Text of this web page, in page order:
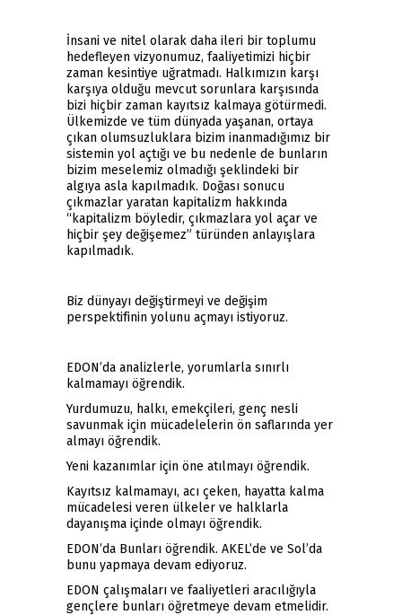
İnsani ve nitel olarak daha ileri bir toplumu
hedefleyen vizyonumuz, faaliyetimizi hiçbir
zaman kesintiye uğratmadı. Halkımızın karşı
karşıya olduğu mevcut sorunlara karşısında
bizi hiçbir zaman kayıtsız kalmaya götürmedi.
Ülkemizde ve tüm dünyada yaşanan, ortaya
çıkan olumsuzluklara bizim inanmadığımız bir
sistemin yol açtığı ve bu nedenle de bunların
bizim meselemiz olmadığı şeklindeki bir
algıya asla kapılmadık. Doğası sonucu
çıkmazlar yaratan kapitalizm hakkında
“kapitalizm böyledir, çıkmazlara yol açar ve
hiçbir şey değişemez” türünden anlayışlara
kapılmadık.
Biz dünyayı değiştirmeyi ve değişim
perspektifinin yolunu açmayı istiyoruz.
EDON’da analizlerle, yorumlarla sınırlı
kalmamayı öğrendik.
Yurdumuzu, halkı, emekçileri, genç nesli
savunmak için mücadelelerin ön saflarında yer
almayı öğrendik.
Yeni kazanımlar için öne atılmayı öğrendik.
Kayıtsız kalmamayı, acı çeken, hayatta kalma
mücadelesi veren ülkeler ve halklarla
dayanışma içinde olmayı öğrendik.
EDON’da Bunları öğrendik. AKEL’de ve Sol’da
bunu yapmaya devam ediyoruz.
EDON çalışmaları ve faaliyetleri aracılığıyla
gençlere bunları öğretmeye devam etmelidir.